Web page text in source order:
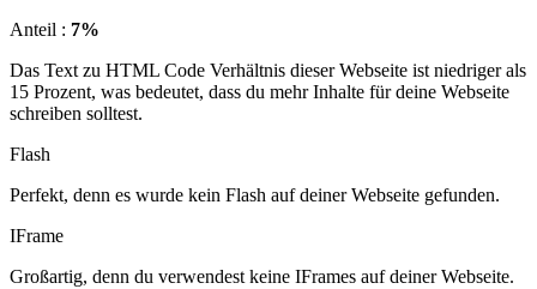
Anteil : 7%
Das Text zu HTML Code Verhältnis dieser Webseite ist niedriger als
15 Prozent, was bedeutet, dass du mehr Inhalte für deine Webseite
schreiben solltest.
Flash
Perfekt, denn es wurde kein Flash auf deiner Webseite gefunden.
IFrame
Großartig, denn du verwendest keine IFrames auf deiner Webseite.